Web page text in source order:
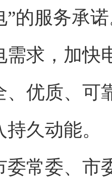
”的服务承
需求，加快
、优质、可
久动能。
委、市